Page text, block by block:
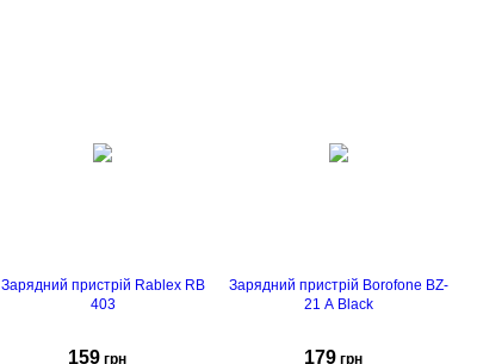
Зарядний пристрій Rablex RB
403
159 грн
Зарядний пристрій Borofone BZ-
21 A Black
179 грн